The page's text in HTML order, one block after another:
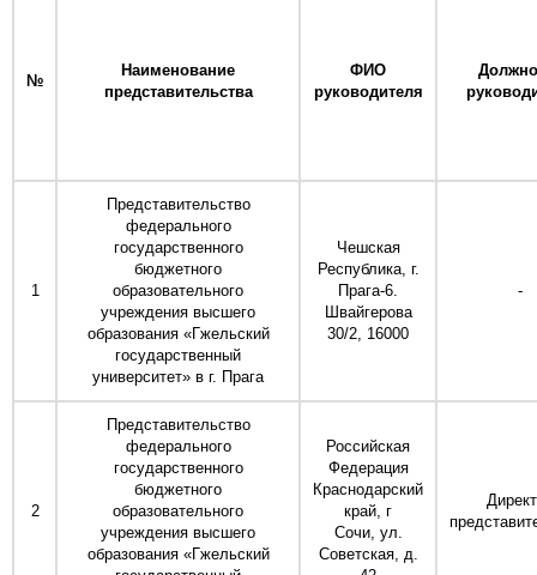
№
Наименование
представительства
ФИО
руководителя
1
Представительство
федерального
государственного
бюджетного
образовательного
учреждения высшего
образования «Гжельский
государственный
университет» в г. Прага
Чешская
Республика, г.
Прага-6.
Швайгерова
30/2, 16000
-
2
Представительство
федерального
государственного
бюджетного
образовательного
учреждения высшего
образования «Гжельский
Российская
Федерация
Краснодарский
край, г
Сочи, ул.
Советская, д.